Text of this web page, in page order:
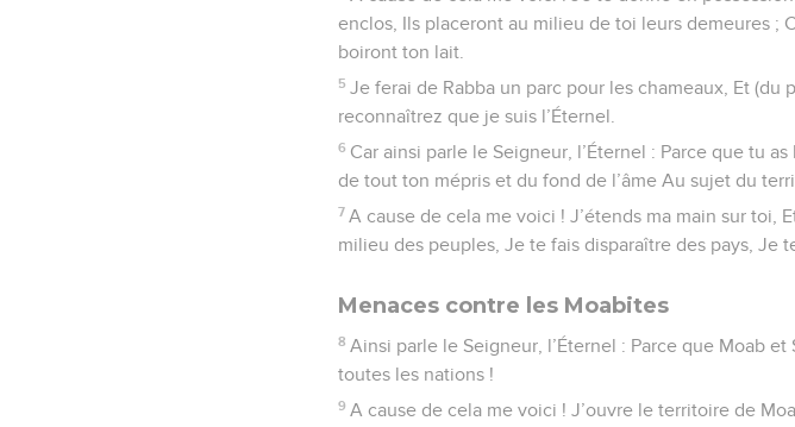
enclos, Ils placeront au milieu de toi leurs demeures ;
boiront ton lait.
5 Je ferai de Rabba un parc pour les chameaux, Et
reconnaîtrez que je suis l’Éternel.
6 Car ainsi parle le Seigneur, l’Éternel : Parce que tu
de tout ton mépris et du fond de l’âme Au sujet du
7 A cause de cela me voici ! J’étends ma main sur toi,
milieu des peuples, Je te fais disparaître des pays, Je
Menaces contre les Moabites
8 Ainsi parle le Seigneur, l’Éternel : Parce que Moab
toutes les nations !
9 A cause de cela me voici ! J’ouvre le territoire de